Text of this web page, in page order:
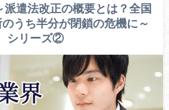
派遣法改正の概要とは？全国
うち半分が閉鎖の危機に～
シリーズ②